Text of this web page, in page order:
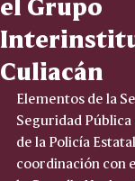
Culiacán
Elementos de la
Seguridad
de la Policía
coordinación con